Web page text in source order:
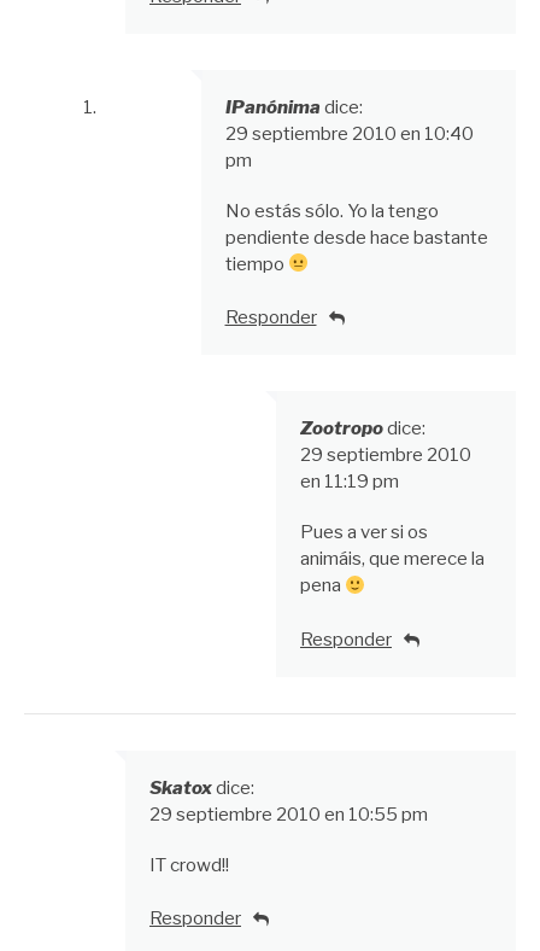
IPanónima dice:
29 septiembre 2010 en 10:40
pm
No estás sólo. Yo la tengo
pendiente desde hace bastante
tiempo
Responder
Zootropodice:
29 septiembre 2010
en 11:19 pm
Pues a ver si os
animáis, que merece la
pena
Responder
Skatoxdice:
29 septiembre 2010 en 10:55 pm
IT crowd!!
Responder